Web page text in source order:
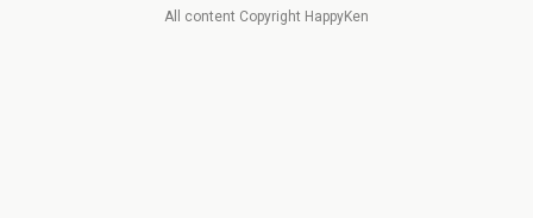
All content Copyright HappyKen